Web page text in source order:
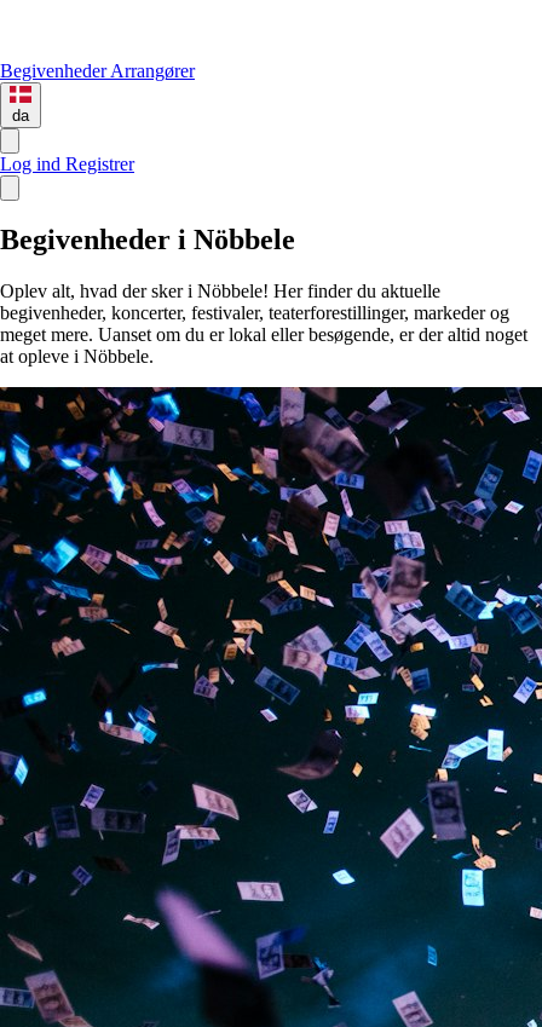
BegivenhederArrangører
da
Log ind Registrer
Begivenheder i Nöbbele
Oplev alt, hvad der sker i Nöbbele! Her finder du aktuelle
begivenheder, koncerter, festivaler, teaterforestillinger, markeder og
meget mere. Uanset om du er lokal eller besøgende, er der altid noget
at opleve i Nöbbele.